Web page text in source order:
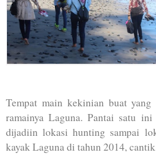
Tempat main kekinian buat yang
ramainya Laguna. Pantai satu
dijadiin lokasi hunting sampai
kayak Laguna di tahun 2014,